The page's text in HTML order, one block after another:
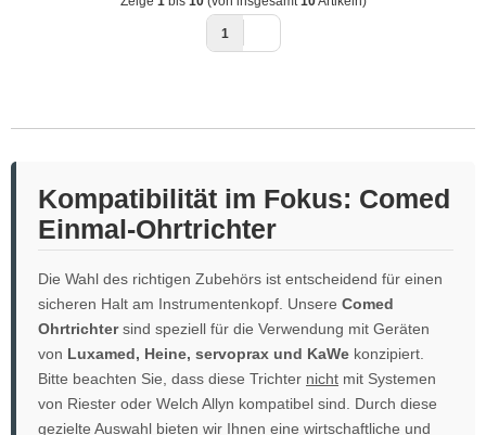
1
Kompatibilität im Fokus: Comed
Einmal-Ohrtrichter
Die Wahl des richtigen Zubehörs ist entscheidend für einen
sicheren Halt am Instrumentenkopf. Unsere Comed
Ohrtrichtersind speziell für die Verwendung mit Geräten
von Luxamed, Heine, servoprax und KaWe konzipiert.
Bitte beachten Sie, dass diese Trichter nicht mit Systemen
von Riester oder Welch Allyn kompatibel sind. Durch diese
gezielte Auswahl bieten wir Ihnen eine wirtschaftliche und